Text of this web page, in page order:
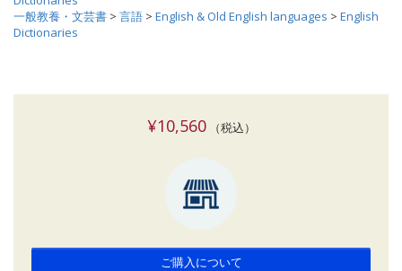
一般教養・文芸書 > 言語 > English & Old English languages > English
Dictionaries
¥10,560（税込）
ご購入について